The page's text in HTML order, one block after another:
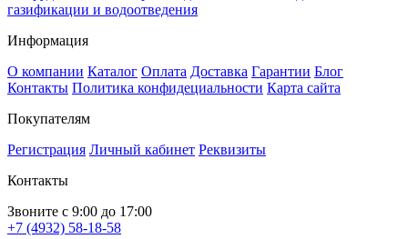
газификации и водоотведения
Информация
О компании Каталог Оплата Доставка Гарантии Блог
Контакты Политика конфидециальности Карта сайта
Покупателям
Регистрация Личный кабинет Реквизиты
Контакты
Звоните с 9:00 до 17:00
+7 (4932) 58-18-58